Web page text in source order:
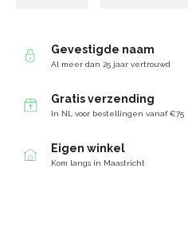
Gevestigde naam
Al meer dan 25 jaar vertrouwd
Gratis verzending
In NL voor bestellingen vanaf €75
Eigen winkel
Kom langs in Maastricht